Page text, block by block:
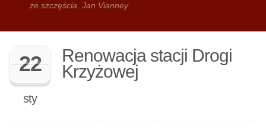
ze szczęścia. Jan Vianney
22
sty
Renowacja stacji Drogi
Krzyżowej